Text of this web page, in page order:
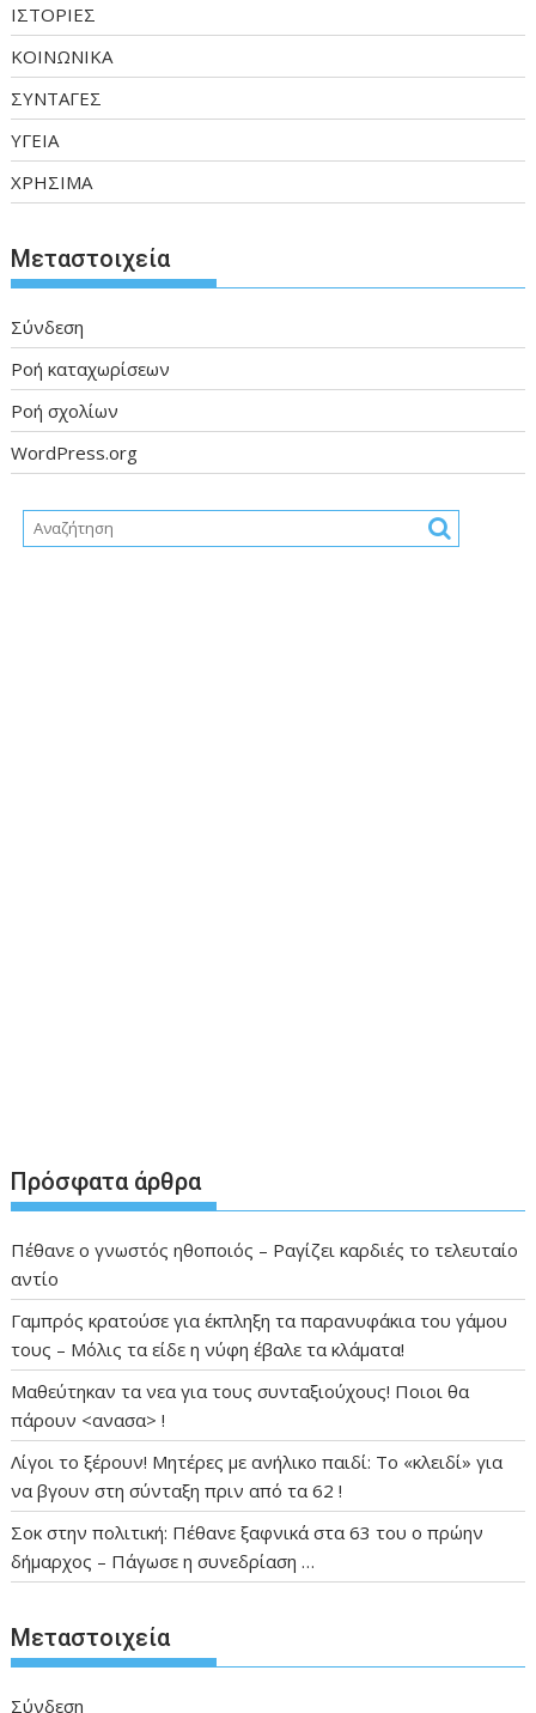
ΙΣΤΟΡΙΕΣ
ΚΟΙΝΩΝΙΚΑ
ΣΥΝΤΑΓΕΣ
ΥΓΕΙΑ
ΧΡΗΣΙΜΑ
Μεταστοιχεία
Σύνδεση
Ροή καταχωρίσεων
Ροή σχολίων
WordPress.org
Πρόσφατα άρθρα
Πέθανε ο γνωστός ηθοποιός – Ραγίζει καρδιές το τελευταίο
αντίο
Γαμπρός κρατούσε για έκπληξη τα παρανυφάκια του γάμου
τους – Μόλις τα είδε η νύφη έβαλε τα κλάματα!
Μαθεύτηκαν τα νεα για τους συνταξιούχους! Ποιοι θα
πάρουν <ανασα> !
Λίγοι το ξέρουν! Μητέρες με ανήλικο παιδί: Το «κλειδί» για
να βγουν στη σύνταξη πριν από τα 62 !
Σοκ στην πολιτική: Πέθανε ξαφνικά στα 63 του ο πρώην
δήμαρχος – Πάγωσε η συνεδρίαση …
Μεταστοιχεία
Σύνδεση